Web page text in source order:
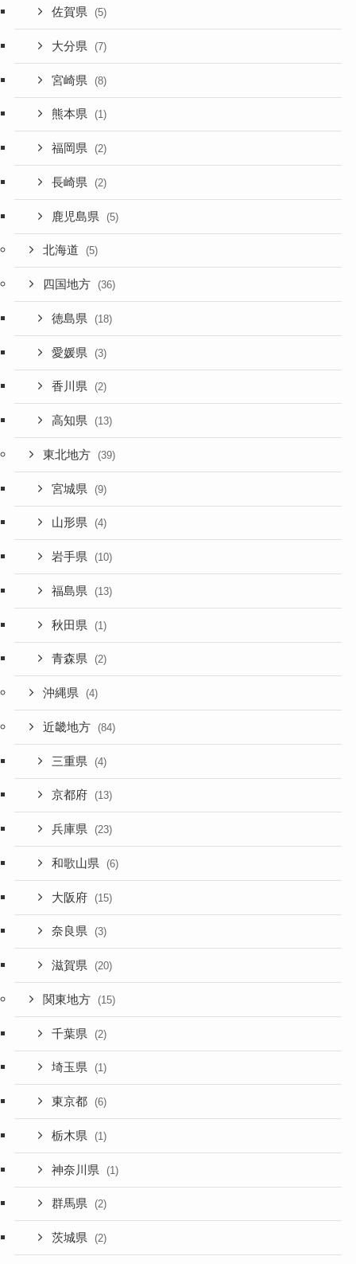
佐賀県 (5)
大分県 (7)
宮崎県 (8)
熊本県 (1)
福岡県 (2)
長崎県 (2)
鹿児島県 (5)
北海道 (5)
四国地方 (36)
徳島県 (18)
愛媛県 (3)
香川県 (2)
高知県 (13)
東北地方 (39)
宮城県 (9)
山形県 (4)
岩手県 (10)
福島県 (13)
秋田県 (1)
青森県 (2)
沖縄県 (4)
近畿地方 (84)
三重県 (4)
京都府 (13)
兵庫県 (23)
和歌山県 (6)
大阪府 (15)
奈良県 (3)
滋賀県 (20)
関東地方 (15)
千葉県 (2)
埼玉県 (1)
東京都 (6)
栃木県 (1)
神奈川県 (1)
群馬県 (2)
茨城県 (2)